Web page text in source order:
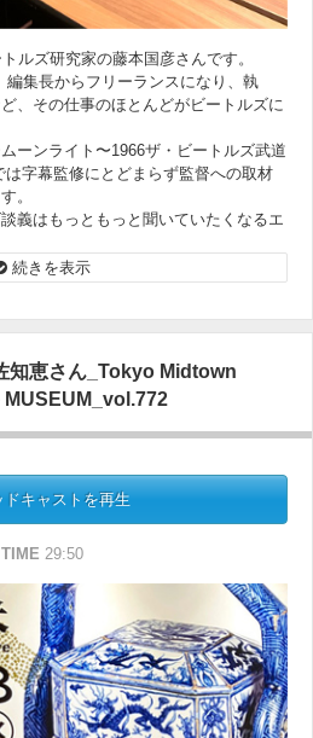
ルズ研究家の藤本国彦さんです。
編集長からフリーランスになり、執
、その仕事のほとんどがビートルズに
ーンライト〜1966ザ・ビートルズ武道
字幕監修にとどまらず監督への取材
。
義はもっともっと聞いていたくなるエ
宏さんや鮎川誠さんに編集者として接
っていきます。
続きを表示
知恵さん_Tokyo Midtown
ドキャストを再生
TIME 29:50